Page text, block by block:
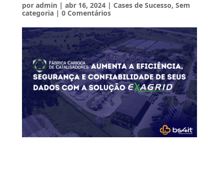
por admin | abr 16, 2024| Cases de Sucesso, Sem
categoria| 0 Comentários